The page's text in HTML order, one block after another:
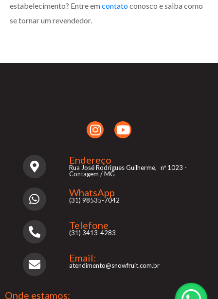
estabelecimento? Entre em contatoconosco e saiba como
se tornar um revendedor.
Endereço
Rua José Rodrigues Guilherme, nº 1023 -
Contagem / MG
WhatsApp
(31) 98535-7042
Telefone
(31) 3413-4283
Email:
atendimento@snowfruit.com.br
Onde estamos: